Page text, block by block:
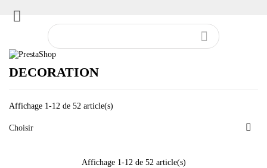


DECORATION
Affichage 1-12 de 52 article(s)
Choisir 
Affichage 1-12 de 52 article(s)